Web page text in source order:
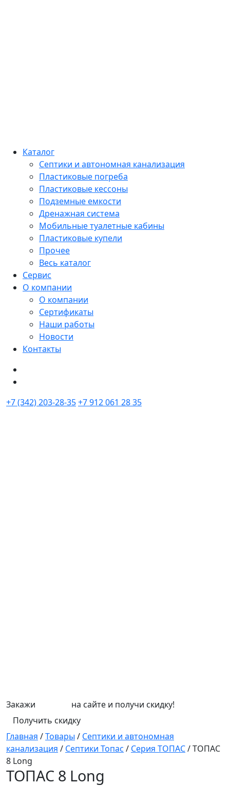
Каталог
Септики и автономная канализация
Пластиковые погреба
Пластиковые кессоны
Подземные емкости
Дренажная система
Мобильные туалетные кабины
Пластиковые купели
Прочее
Весь каталог
Сервис
О компании
О компании
Сертификаты
Наши работы
Новости
Контакты
+7 (342) 203-28-35+7 912 061 28 35
Закажи
на сайте и получи скидку!
Получить скидку
Главная /Товары / Септики и автономная
канализация / Септики Топас / Серия ТОПАС/ТОПАС
8 Long
ТОПАС 8 Long